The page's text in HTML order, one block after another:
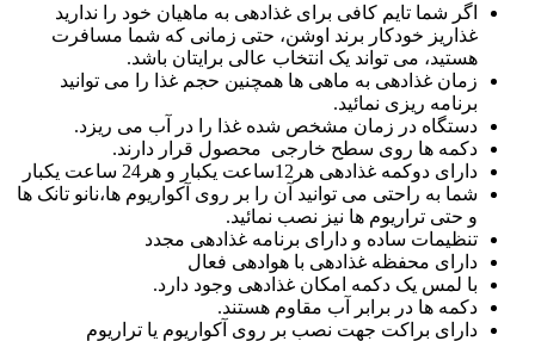
اگر شما تایم کافی برای غذادهی به ماهیان خود را ندارید
غذاریز خودکار برند اوشن، حتی زمانی که شما مسافرت
هستید، می تواند یک انتخاب عالی برایتان باشد.
زمان غذادهی به ماهی ها همچنین حجم غذا را می توانید
برنامه ریزی نمائید.
دستگاه در زمان مشخص شده غذا را در آب می ریزد.
دکمه ها روی سطح خارجی محصول قرار دارند.
دارای دوکمه غذادهی هر12ساعت یکبار و هر24 ساعت یکبار
شما به راحتی می توانید آن را بر روی آکواریوم ها،نانو تانک ها
و حتی تراریوم ها نیز نصب نمائید.
تنظیمات ساده و دارای برنامه غذادهی مجدد
دارای محفظه غذادهی با هوادهی فعال
با لمس یک دکمه امکان غذادهی وجود دارد.
دکمه ها در برابر آب مقاوم هستند.
دارای براکت جهت نصب بر روی آکواریوم یا تراریوم